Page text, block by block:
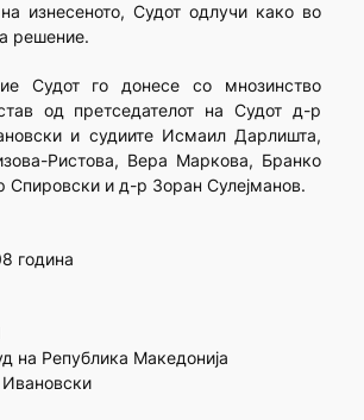
изнесеното, Судот одлучи како во
решение.
Судот го донесе со мнозинство
од претседателот на Судот д-р
и судиите Исмаил Дарлишта,
Ристова, Вера Маркова, Бранко
Спировски и д-р Зоран Сулејманов.
година
на Република Македонија